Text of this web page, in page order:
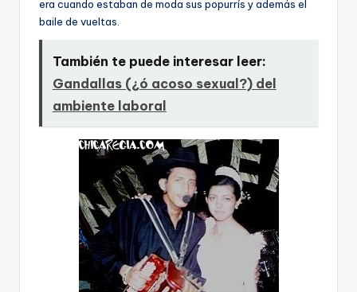
era cuando estaban de moda sus popurrís y además el
baile de vueltas.
También te puede interesar leer:
Gandallas (¿ó acoso sexual?) del
ambiente laboral